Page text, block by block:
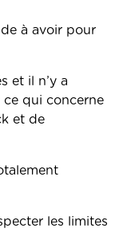
à avoir pour
et il n’y a
qui concerne
et de
les limites